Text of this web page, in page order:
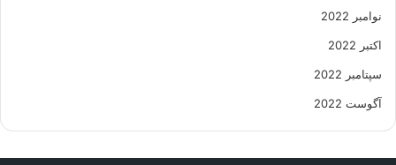
نوامبر 2022
اکتبر 2022
سپتامبر 2022
آگوست 2022